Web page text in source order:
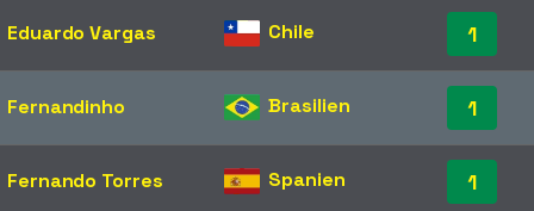
Eduardo Vargas Chile 1
Fernandinho Brasilien 1
Fernando Torres Spanien 1